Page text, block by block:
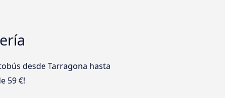
desde Tarragona hasta
59 €!